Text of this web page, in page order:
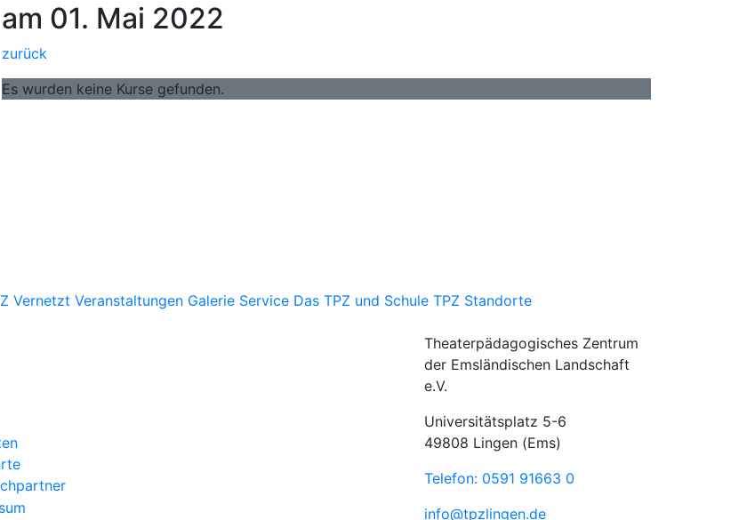
am 01. Mai 2022
zurück
Es wurden keine Kurse gefunden.
Vernetzt Veranstaltungen Galerie Service Das TPZ und Schule TPZ Standorte
Theaterpädagogisches Zentrum
der Emsländischen Landschaft
e.V.
Universitätsplatz 5-6
49808 Lingen (Ems)
Telefon: 0591 91663 0
info@tpzlingen.de